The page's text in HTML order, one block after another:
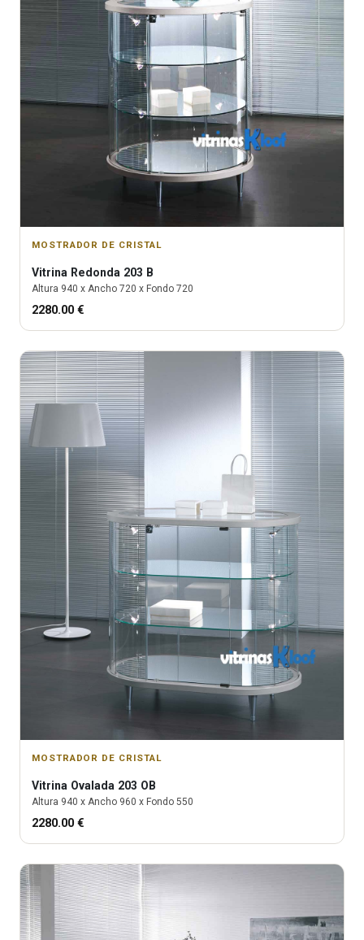
MOSTRADOR DE CRISTAL
Vitrina Redonda 203 B
Altura 940 x Ancho 720 x Fondo 720
2280.00 €
MOSTRADOR DE CRISTAL
Vitrina Ovalada 203 OB
Altura 940 x Ancho 960 x Fondo 550
2280.00 €